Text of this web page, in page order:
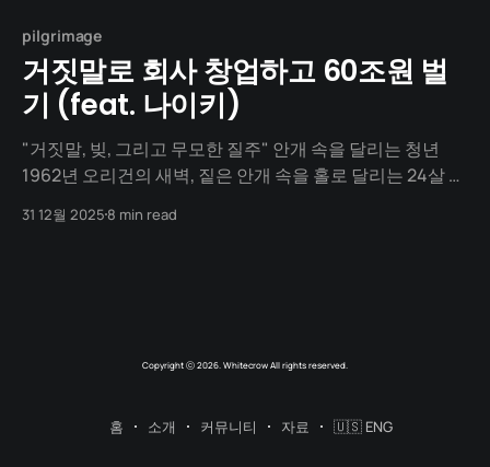
pilgrimage
거짓말로 회사 창업하고 60조원 벌
기 (feat. 나이키)
"거짓말, 빚, 그리고 무모한 질주" 안개 속을 달리는 청년
1962년 오리건의 새벽, 짙은 안개 속을 홀로 달리는 24살 청
격증도 그의 심장을 뛰게 하진 못했다. 그의 머릿속을 지배
31 12월 20258 min read
Copyright ⓒ 2026. Whitecrow All rights reserved.
홈 소개 커뮤니티 자료 🇺🇸 ENG